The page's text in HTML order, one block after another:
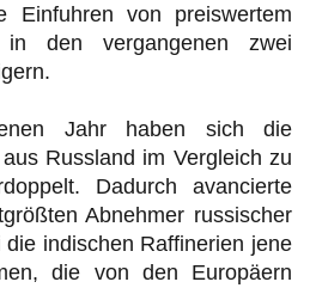
Einfuhren von preiswertem
in den vergangenen zwei
Jahr haben sich die
Russland im Vergleich zu
Dadurch avancierte
Abnehmer russischer
indischen Raffinerien jene
die von den Europäern